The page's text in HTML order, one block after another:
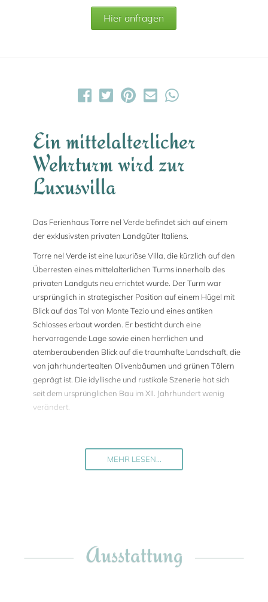
Hier anfragen
Ein mittelalterlicher
Wehrturm wird zur
Luxusvilla
Das Ferienhaus Torre nel Verde befindet sich auf einem
der exklusivsten privaten Landgüter Italiens.
Torre nel Verde ist eine luxuriöse Villa, die kürzlich auf den
Überresten eines mittelalterlichen Turms innerhalb des
privaten Landguts neu errichtet wurde. Der Turm war
ursprünglich in strategischer Position auf einem Hügel mit
Blick auf das Tal von Monte Tezio und eines antiken
Schlosses erbaut worden. Er besticht durch eine
hervorragende Lage sowie einen herrlichen und
atemberaubenden Blick auf die traumhafte Landschaft, die
von jahrhundertealten Olivenbäumen und grünen Tälern
geprägt ist. Die idyllische und rustikale Szenerie hat sich
seit dem ursprünglichen Bau im XII. Jahrhundert wenig
verändert.
Haus bietet eine ruhige Atmosphäre, eine atemberaubende
Aussicht und ist sicherlich einer der schönsten Rückzugsorte
Erwachsene plus zwei Kinder). Die Gäste erwarten 3
hochwertig eingerichtete Zimmer mit Bad, die alle in
MEHR LESEN...
Ausstattung